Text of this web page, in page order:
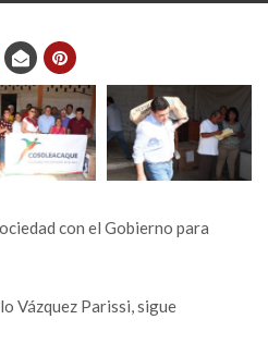
con el Gobierno para
Vázquez Parissi, sigue